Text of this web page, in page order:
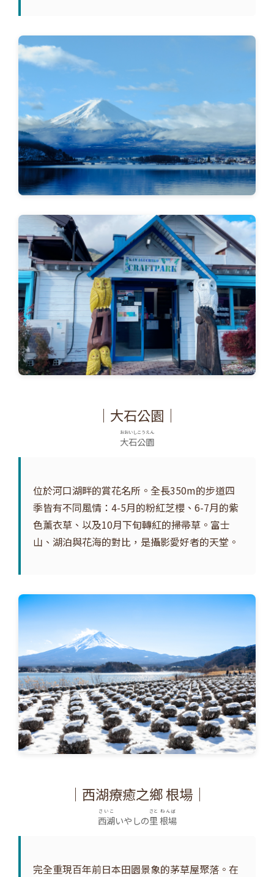
｜大石公園｜
大石公園
おおいしこうえん
位於河口湖畔的賞花名所。全長350m的步道四
季皆有不同風情：4-5月的粉紅芝櫻、6-7月的紫
色薰衣草、以及10月下旬轉紅的掃帚草。富士
山、湖泊與花海的對比，是攝影愛好者的天堂。
｜西湖療癒之鄉 根場｜
西湖
さいこ
いやしの里
さと
根場
ねんば
完全重現百年前日本田園景象的茅草屋聚落。在